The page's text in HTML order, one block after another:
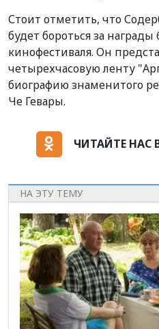
Стоит отметить, что
будет бороться за награды
кинофестиваля. Он
четырехчасовую ленту
биографию знаменитого
Че Гевары.
ЧИТАЙТЕ НАС
НА ЭТУ ТЕМУ